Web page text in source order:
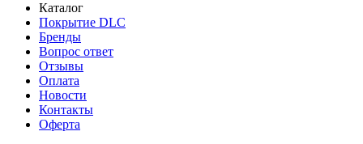
Каталог
Покрытие DLC
Бренды
Вопрос ответ
Отзывы
Оплата
Новости
Контакты
Оферта